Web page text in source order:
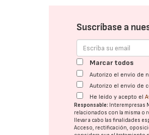
Suscríbase a
Marcar todos
Autorizo el envío de
Autorizo el envío de
He leído y acepto el
Responsable: Interempresas
relacionados con la misma o
llevar a cabo las finalidades
Acceso, rectificación,